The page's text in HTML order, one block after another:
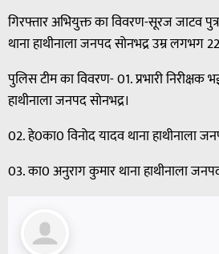
गिरफ्तार अभियुक्त का विवरण-सूरज जाटव
थाना हाथीनाला जनपद सोनभद्र उम्र लगभग 22
पुलिस टीम का विवरण- 01. प्रभारी निरीक्षक
हाथीनाला जनपद सोनभद्र।
02. हे0का0 विनोद यादव थाना हाथीनाला
03. का0 अनुराग कुमार थाना हाथीनाला